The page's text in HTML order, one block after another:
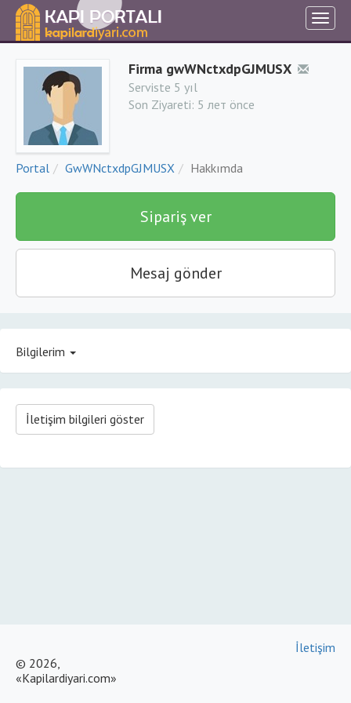
Firma gwWNctxdpGJMUSX
Serviste 5 yıl
Son Ziyareti: 5 лет önce
Portal GwWNctxdpGJMUSX Hakkımda
Sipariş ver
Mesaj gönder
Bilgilerim
İletişim bilgileri göster
© 2026,
«Kapilardiyari.com»
İletişim